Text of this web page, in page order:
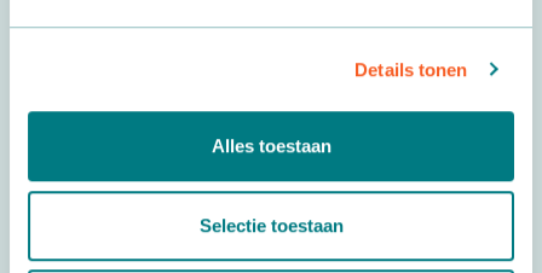
Details tonen
Alles toestaan
Selectie toestaan
Bedienungsanleitung Etikettiermaschine